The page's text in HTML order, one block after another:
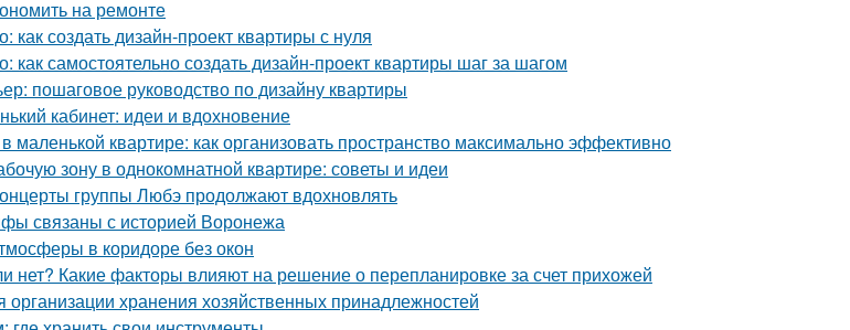
на ремонте
как создать дизайн-проект квартиры с нуля
как самостоятельно создать дизайн-проект квартиры шаг за шагом
пошаговое руководство по дизайну квартиры
кабинет: идеи и вдохновение
маленькой квартире: как организовать пространство максимально эффективно
зону в однокомнатной квартире: советы и идеи
группы Любэ продолжают вдохновлять
связаны с историей Воронежа
в коридоре без окон
нет? Какие факторы влияют на решение о перепланировке за счет прихожей
хранения хозяйственных принадлежностей